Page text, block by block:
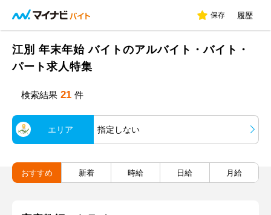
保存 履歴
江別 年末年始 バイトのアルバイト・バイト・
パート求人特集
検索結果 21 件
エリア 指定しない
おすすめ 新着 時給 日給 月給